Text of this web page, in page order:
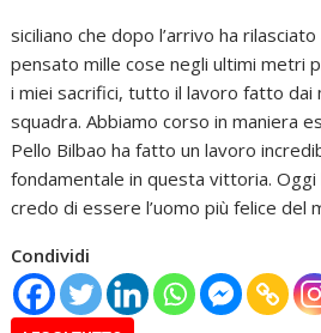
siciliano che dopo l’arrivo ha
pensato mille cose negli ultimi metri
i miei sacrifici, tutto il lavoro fatto dai
squadra. Abbiamo corso in maniera
Pello Bilbao ha fatto un lavoro
fondamentale in questa vittoria.
credo di essere l’uomo più felice del
Condividi